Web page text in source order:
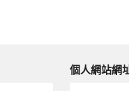
個人網站網